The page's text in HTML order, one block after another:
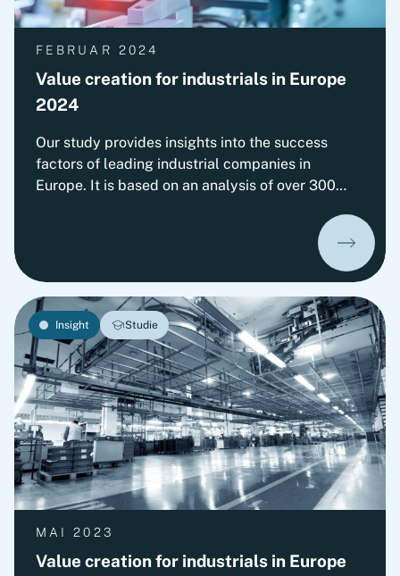
FEBRUAR 2024
Value creation for industrials in Europe
2024
Our study provides insights into the success
factors of leading industrial companies in
Europe. It is based on an analysis of over 300
despite challenging market conditions, while
competitors struggled to maintain their
performance.
Insight Studie
MAI 2023
Value creation for industrials in Europe